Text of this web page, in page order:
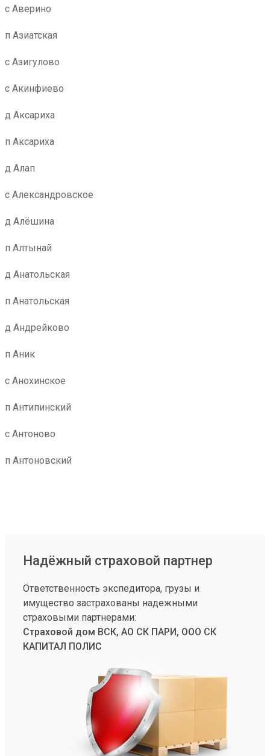
с Аверино
п Азиатская
с Азигулово
с Акинфиево
д Аксариха
п Аксариха
д Алап
с Александровское
д Алёшина
п Алтынай
д Анатольская
п Анатольская
д Андрейково
п Аник
с Анохинское
п Антипинский
с Антоново
п Антоновский
Надёжный страховой партнер
Ответственность экспедитора, грузы и
имущество застрахованы надежными
страховыми партнерами:
Страховой дом ВСК, АО СК ПАРИ, ООО СК
КАПИТАЛ ПОЛИС